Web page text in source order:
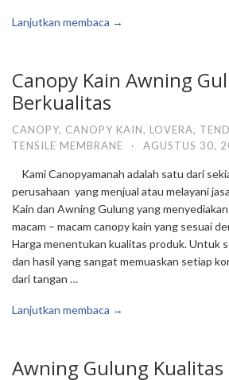
Lanjutkan membaca →
Canopy Kain Awning
Berkualitas
CANOPY, CANOPY KAIN, LOVERA,
TENSILE MEMBRANE
· AGUSTUS 30,
Kami Canopyamanah adalah satu dari
perusahaan yang menjual atau melayani
Kain dan Awning Gulung yang
macam – macam canopy kain yang sesuai
Harga menentukan kualitas produk. Untuk
dan hasil yang sangat memuaskan setiap
dari tangan …
Lanjutkan membaca →
Awning Gulung Kualitas